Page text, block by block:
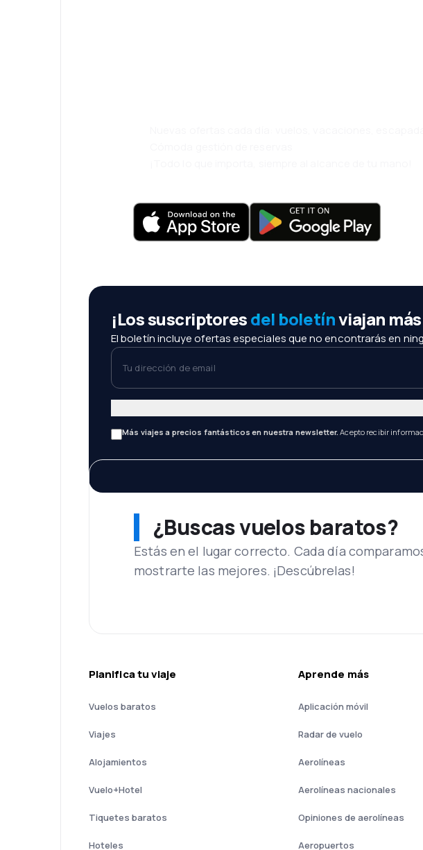
¡Los suscriptoresdel boletínviajan
El boletín incluye ofertas especiales que no encontrarás en
Tu dirección de email
Más viajes a precios fantásticos en nuestra newsletter. Acepto recibir
¿Buscas vuelos baratos?
Estás en el lugar correcto. Cada día
mostrarte las mejores. ¡Descúbrelas!
Planifica tu viaje
Vuelos baratos
Viajes
Alojamientos
Vuelo+Hotel
Tiquetes baratos
Hoteles
Aprende más
Aplicación móvil
Radar de vuelo
Aerolíneas
Aerolíneas nacionales
Opiniones de aerolíneas
Aeropuertos